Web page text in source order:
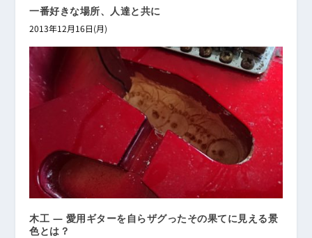
一番好きな場所、人達と共に
2013年12月16日(月)
木工 ― 愛用ギターを自らザグったその果てに見える景
色とは？